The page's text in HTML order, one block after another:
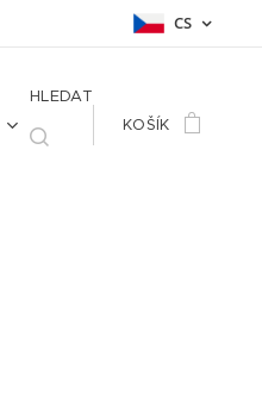
CS
HLEDAT
KOŠÍK